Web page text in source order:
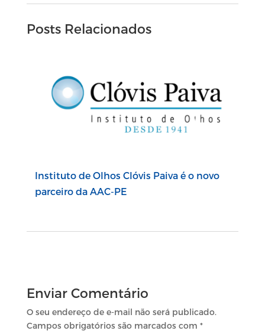
Posts Relacionados
Instituto de Olhos Clóvis Paiva é o novo
parceiro da AAC-PE
Enviar Comentário
O seu endereço de e-mail não será publicado.
Campos obrigatórios são marcados com *